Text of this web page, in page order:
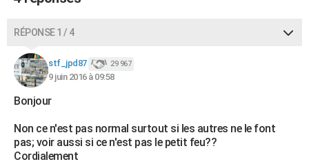
COPAINS D'AVANT
S'inscrire
Se connecter
Lycées
Collèges
Primaires
Universités
Entreprises
Service militaire
Avis de recherche
AVIS DE DÉCÈS
FORUM
Bricolage
Lifestyle
Culture
Sport
Auto
Television
Voyage
Cinema
RÉPONSE 1 / 4
stf_jpd87 29 967
9 juin 2016 à 09:58
Bonjour
Non ce n'est pas normal surtout si les autres ne le font
pas; voir aussi si ce n'est pas le petit feu??
Cordialement